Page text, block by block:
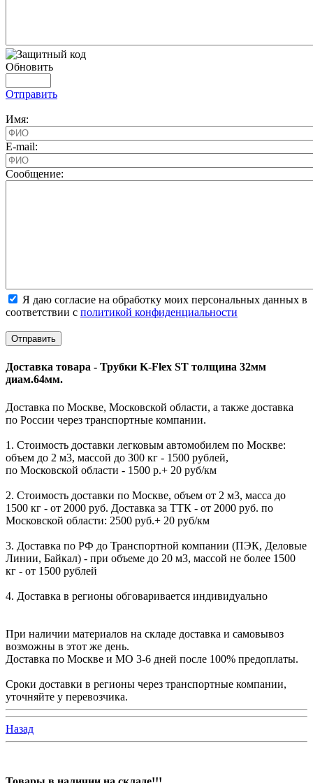
Обновить
Отправить
Имя:
E-mail:
Cообщение:
Я даю согласие на обработку моих персональных данных в
соответствии с политикой конфиденциальности
Доставка товара - Трубки K-Flex ST толщина 32мм
диам.64мм.
Доставка по Москве, Московской области, а также доставка
по России через транспортные компании.
1. Стоимость доставки легковым автомобилем по Москве:
объем до 2 м3, массой до 300 кг - 1500 рублей,
по Московской области - 1500 р.+ 20 руб/км
2. Стоимость доставки по Москве, объем от 2 м3, масса до
1500 кг - от 2000 руб. Доставка за ТТК - от 2000 руб. по
Московской области: 2500 руб.+ 20 руб/км
3. Доставка по РФ до Транспортной компании (ПЭК, Деловые
Линии, Байкал) - при объеме до 20 м3, массой не более 1500
кг - от 1500 рублей
4. Доставка в регионы обговаривается индивидуально
При наличии материалов на складе доставка и самовывоз
возможны в этот же день.
Доставка по Москве и МО 3-6 дней после 100% предоплаты.
Сроки доставки в регионы через транспортные компании,
уточняйте у перевозчика.
Назад